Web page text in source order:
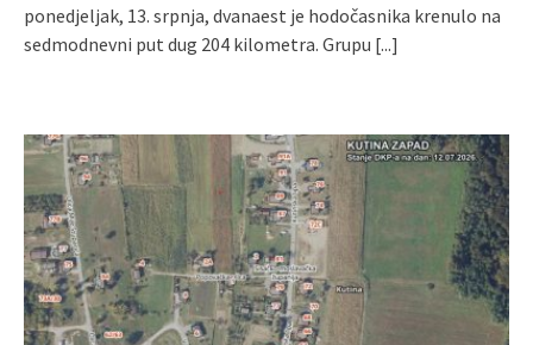
ponedjeljak, 13. srpnja, dvanaest je hodočasnika krenulo na
sedmodnevni put dug 204 kilometra. Grupu [...]